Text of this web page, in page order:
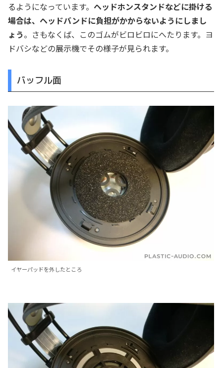
るようになっています。 ヘッドホンスタンドなどに掛ける
場合は、ヘッドバンドに負担がかからないようにしまし
ょう。さもなくば、このゴムがビロビロにへたります。ヨ
ドバシなどの展示機でその様子が見られます。
バッフル面
イヤーパッドを外したところ